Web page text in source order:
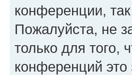
конференции,
Пожалуйста, не
только для того,
конференций